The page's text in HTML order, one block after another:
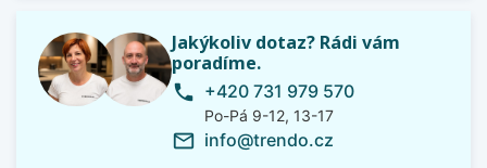
Jakýkoliv dotaz? Rádi vám
poradíme.
phone +420 731 979 570
Po-Pá 9-12, 13-17
mail_outline info@trendo.cz